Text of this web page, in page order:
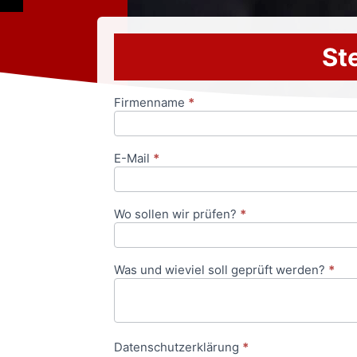
Anfrageformular
Firmenname *
E-Mail *
Wo sollen wir prüfen? *
Was und wieviel soll geprüft werden? *
Datenschutzerklärung *